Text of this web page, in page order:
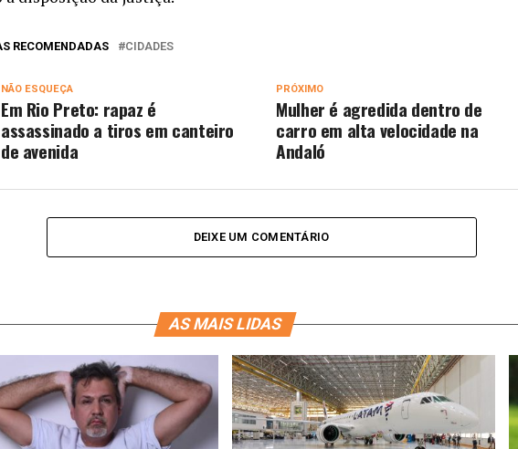
RECOMENDADAS CIDADES
PRÓXIMO
Mulher é agredida dentro de
carro em alta velocidade na
Andaló
NÃO ESQUEÇA
Em Rio Preto: rapaz é
assassinado a tiros em canteiro
de avenida
DEIXE UM COMENTÁRIO
AS MAIS LIDAS